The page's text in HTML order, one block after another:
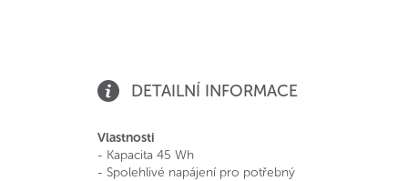
DETAILNÍ INFORMACE
Vlastnosti
- Kapacita 45 Wh
- Spolehlivé napájení pro potřebný